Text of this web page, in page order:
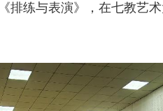
排练与表演》，在七教艺